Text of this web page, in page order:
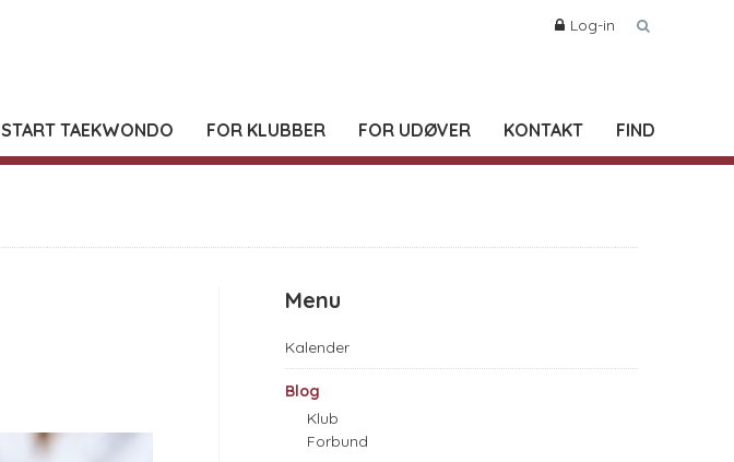
Log-in
START TAEKWONDO FOR KLUBBER FOR UDØVER KONTAKT FIND
Menu
Kalender
Blog
Klub
Forbund